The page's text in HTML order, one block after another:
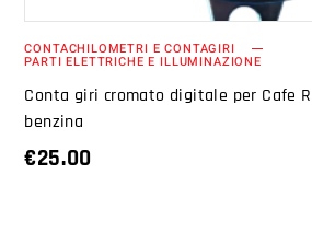
CONTACHILOMETRI E CONTAGIRI
PARTI ELETTRICHE E ILLUMINAZIONE
Conta giri cromato digitale per Cafe
benzina
€25.00